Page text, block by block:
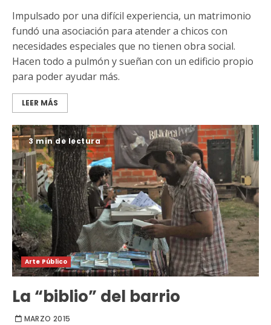
Impulsado por una difícil experiencia, un matrimonio
fundó una asociación para atender a chicos con
necesidades especiales que no tienen obra social.
Hacen todo a pulmón y sueñan con un edificio propio
para poder ayudar más.
LEER MÁS
3 min de lectura
Arte Público
La “biblio” del barrio
MARZO 2015